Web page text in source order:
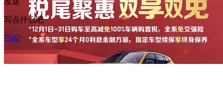
写点什么吧
7542